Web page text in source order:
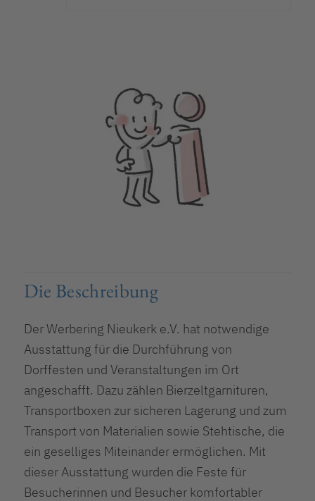
Die Beschreibung
Der Werbering Nieukerk e.V. hat notwendige
Ausstattung für die Durchführung von
Dorffesten und Veranstaltungen im Ort
angeschafft. Dazu zählen Bierzeltgarnituren,
Transportboxen zur sicheren Lagerung und zum
Transport von Materialien sowie Stehtische, die
ein geselliges Miteinander ermöglichen. Mit
dieser Ausstattung wurden die Feste für
Besucherinnen und Besucher komfortabler